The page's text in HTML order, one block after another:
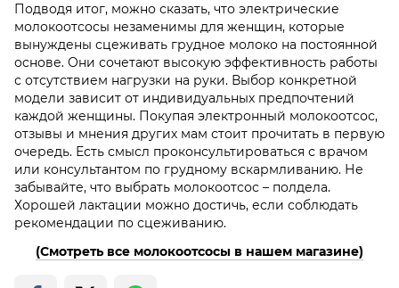
Подводя итог, можно сказать, что электрические
молокоотсосы незаменимы для женщин, которые
вынуждены сцеживать грудное молоко на постоянной
основе. Они сочетают высокую эффективность работы
с отсутствием нагрузки на руки. Выбор конкретной
модели зависит от индивидуальных предпочтений
каждой женщины. Покупая электронный молокоотсос,
отзывы и мнения других мам стоит прочитать в первую
очередь. Есть смысл проконсультироваться с врачом
или консультантом по грудному вскармливанию. Не
забывайте, что выбрать молокоотсос – полдела.
Хорошей лактации можно достичь, если соблюдать
рекомендации по сцеживанию.
(Смотреть все молокоотсосы в нашем магазине)